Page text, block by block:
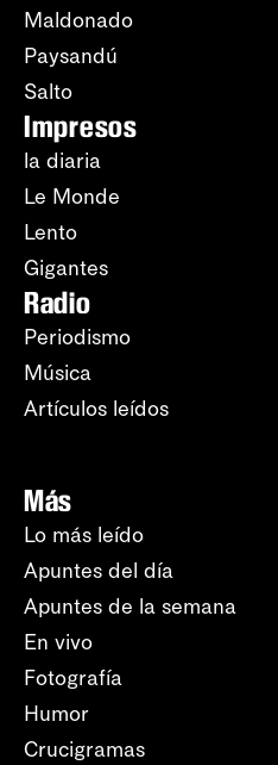
Maldonado
Paysandú
Salto
Impresos
la diaria
Le Monde
Lento
Gigantes
Radio
Periodismo
Música
Artículos leídos
Más
Lo más leído
Apuntes del día
Apuntes de la semana
En vivo
Fotografía
Humor
Crucigramas